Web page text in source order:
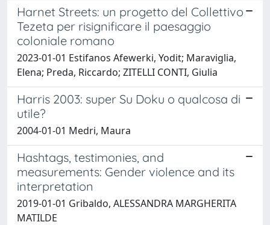
Harnet Streets: un progetto del Collettivo
Tezeta per risignificare il paesaggio
coloniale romano
2023-01-01 Estifanos Afewerki, Yodit; Maraviglia,
Elena; Preda, Riccardo; ZITELLI CONTI, Giulia
Harris 2003: super Su Doku o qualcosa di
utile?
2004-01-01 Medri, Maura
Hashtags, testimonies, and
measurements: Gender violence and its
interpretation
2019-01-01 Gribaldo, ALESSANDRA MARGHERITA
MATILDE